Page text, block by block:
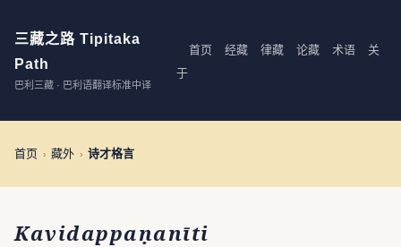
三藏之路 Tipitaka
Path
巴利三藏 · 巴利语翻译标准中译
首页 经藏 律藏 论藏 术语
关
于
首页 › 藏外 › 诗才格言
Kavidappaṇanīti